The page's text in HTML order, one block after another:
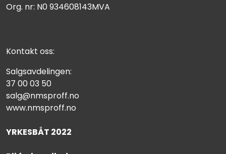
Org. nr: N0 934608143MVA
Kontakt oss:
Salgsavdelingen:
37 00 03 50
salg@nmsproff.no
www.nmsproff.no
YRKESBÅT 2022